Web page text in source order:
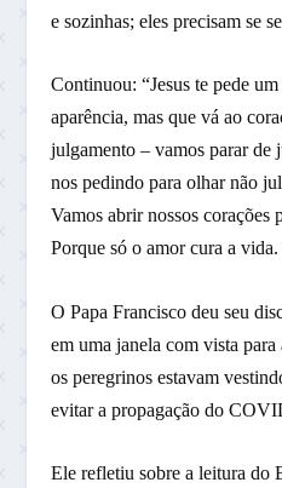
e sozinhas; eles precisam se
Continuou: “Jesus te pede
aparência, mas que vá ao
julgamento – vamos parar de
nos pedindo para olhar não
Vamos abrir nossos corações
Porque só o amor cura a vida.
O Papa Francisco deu seu
em uma janela com vista
os peregrinos estavam
evitar a propagação do
Ele refletiu sobre a leitura do